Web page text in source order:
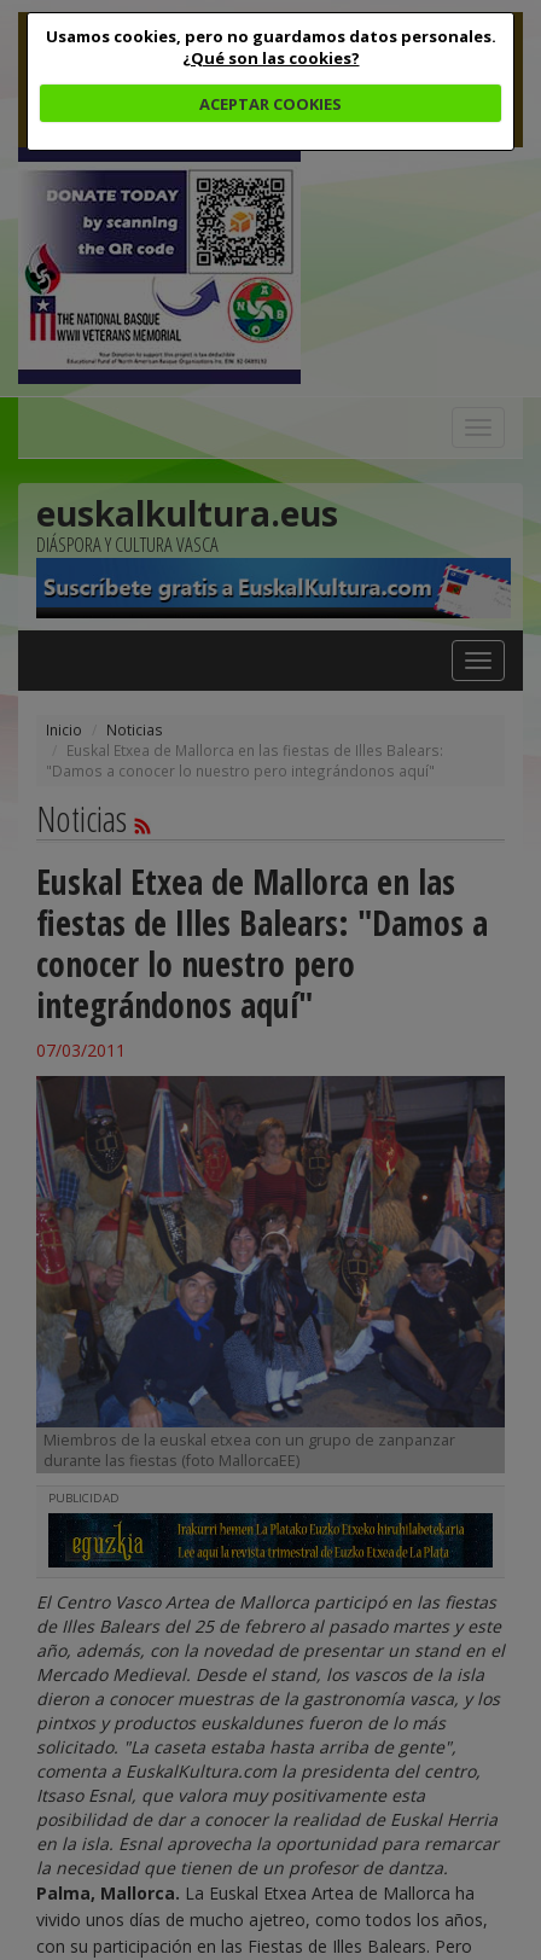
Usamos cookies, pero no guardamos datos personales.
¿Qué son las cookies?
ACEPTAR COOKIES
euskalkultura.eus
DIÁSPORA Y CULTURA VASCA
Toggle
navigation
Inicio
Noticias
Euskal Etxea de Mallorca en las fiestas de Illes Balears:
"Damos a conocer lo nuestro pero integrándonos aquí"
Noticias
Euskal Etxea de Mallorca en las
fiestas de Illes Balears: "Damos a
conocer lo nuestro pero
integrándonos aquí"
07/03/2011
Miembros de la euskal etxea con un grupo de zanpanzar
durante las fiestas (foto MallorcaEE)
PUBLICIDAD
El Centro Vasco Artea de Mallorca participó en las fiestas
de Illes Balears del 25 de febrero al pasado martes y este
año, además, con la novedad de presentar un stand en el
Mercado Medieval. Desde el stand, los vascos de la isla
dieron a conocer muestras de la gastronomía vasca, y los
pintxos y productos euskaldunes fueron de lo más
solicitado. "La caseta estaba hasta arriba de gente",
comenta a EuskalKultura.com la presidenta del centro,
Itsaso Esnal, que valora muy positivamente esta
posibilidad de dar a conocer la realidad de Euskal Herria
en la isla. Esnal aprovecha la oportunidad para remarcar
la necesidad que tienen de un profesor de dantza.
Palma, Mallorca. La Euskal Etxea Artea de Mallorca ha
vivido unos días de mucho ajetreo, como todos los años,
con su participación en las Fiestas de Illes Balears. Pero